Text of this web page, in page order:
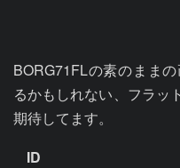
BORG71FLの素のまま
るかもしれない、フラッ
期待してます。
ID